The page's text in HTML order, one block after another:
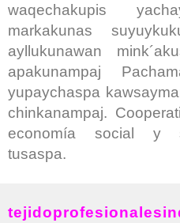
waqechakupis
markakunas
ayllukunawan
apakunampaj
yupaychaspa
chinkanampaj.
economía social y
tusaspa.